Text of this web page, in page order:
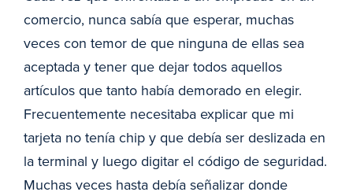
comercio, nunca sabía que esperar, muchas
veces con temor de que ninguna de ellas sea
aceptada y tener que dejar todos aquellos
artículos que tanto había demorado en elegir.
Frecuentemente necesitaba explicar que mi
tarjeta no tenía chip y que debía ser deslizada en
la terminal y luego digitar el código de seguridad.
Muchas veces hasta debía señalizar donde